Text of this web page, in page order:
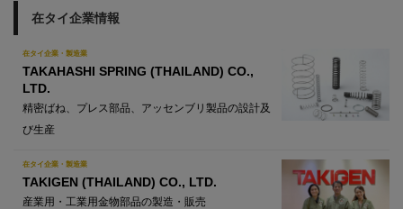
在タイ企業情報
在タイ企業・製造業
TAKAHASHI SPRING (THAILAND) CO.,
LTD.
精密ばね、プレス部品、アッセンブリ製品の設計及
び生産
在タイ企業・製造業
TAKIGEN (THAILAND) CO., LTD.
産業用・工業用金物部品の製造・販売